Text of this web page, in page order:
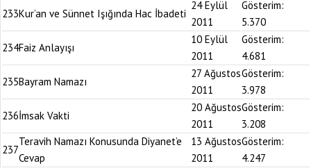
233Kur’an ve Sünnet Işığında Hac İbadeti
24 Eylül
2011
Gösterim:
5.370
234Faiz Anlayışı
10 Eylül
2011
Gösterim:
4.681
235Bayram Namazı
27 Ağustos
2011
Gösterim:
3.978
236İmsak Vakti
20 Ağustos
2011
Gösterim:
3.208
237
Teravih Namazı Konusunda Diyanet’e
Cevap
13 Ağustos
2011
Gösterim:
4.247